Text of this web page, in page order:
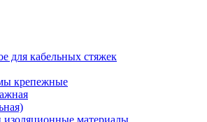
для кабельных стяжек
крепежные
материалы